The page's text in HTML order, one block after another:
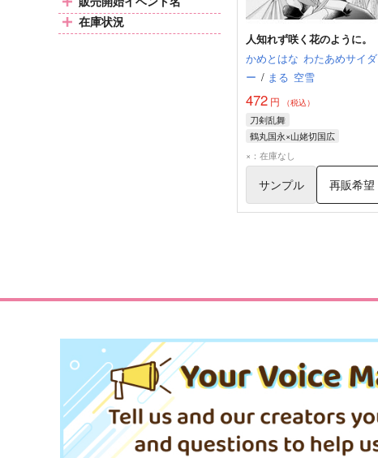
在庫状況
人知れず咲く花のように。
かめとはな わたあめサイダ
ー / まる 空雪
472 円 （税込）
刀剣乱舞
鶴丸国永×山姥切国広
鶴丸国永
×：在庫なし
サンプル 再販希望